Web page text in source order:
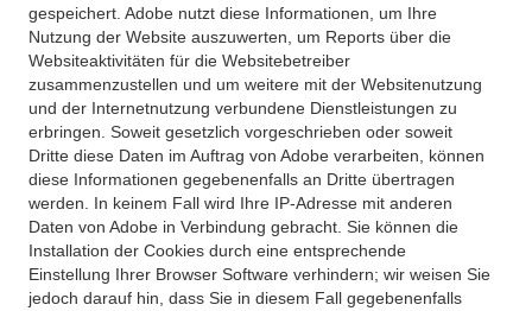
gespeichert. Adobe nutzt diese Informationen, um Ihre
Nutzung der Website auszuwerten, um Reports über die
Websiteaktivitäten für die Websitebetreiber
zusammenzustellen und um weitere mit der Websitenutzung
und der Internetnutzung verbundene Dienstleistungen zu
erbringen. Soweit gesetzlich vorgeschrieben oder soweit
Dritte diese Daten im Auftrag von Adobe verarbeiten, können
diese Informationen gegebenenfalls an Dritte übertragen
werden. In keinem Fall wird Ihre IP-Adresse mit anderen
Daten von Adobe in Verbindung gebracht. Sie können die
Installation der Cookies durch eine entsprechende
Einstellung Ihrer Browser Software verhindern; wir weisen Sie
jedoch darauf hin, dass Sie in diesem Fall gegebenenfalls